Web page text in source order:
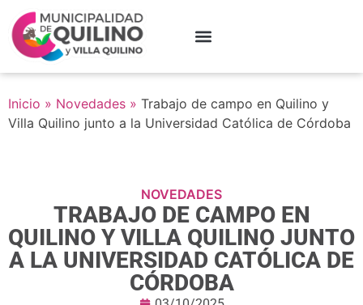
Inicio » Novedades » Trabajo de campo en Quilino y
Villa Quilino junto a la Universidad Católica de Córdoba
NOVEDADES
TRABAJO DE CAMPO EN
QUILINO Y VILLA QUILINO JUNTO
A LA UNIVERSIDAD CATÓLICA DE
CÓRDOBA